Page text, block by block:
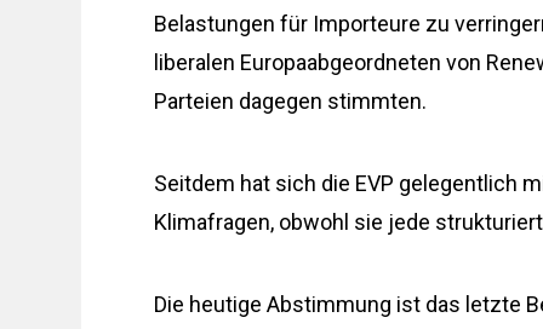
Belastungen für Importeure zu
liberalen Europaabgeordneten von
Parteien dagegen stimmten.
Seitdem hat sich die EVP gelegentlich
Klimafragen, obwohl sie jede
Die heutige Abstimmung ist das letzte